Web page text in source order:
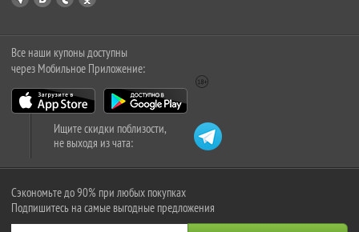
Все наши купоны доступны
через Мобильное Приложение:
Ищите скидки поблизости,
не выходя из чата:
Сэкономьте до 90% при любых покупках
Подпишитесь на самые выгодные предложения